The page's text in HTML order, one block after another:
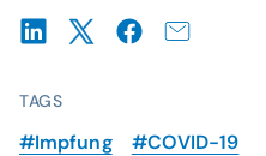
TAGS
#Impfung #COVID-19